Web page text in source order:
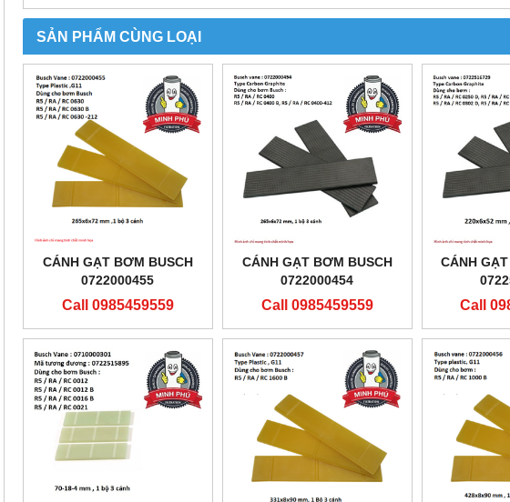
SẢN PHẨM CÙNG LOẠI
CÁNH GẠT BƠM BUSCH
0722000455
Call 0985459559
CÁNH GẠT BƠM BUSCH
0722000454
Call 0985459559
CÁNH
Call